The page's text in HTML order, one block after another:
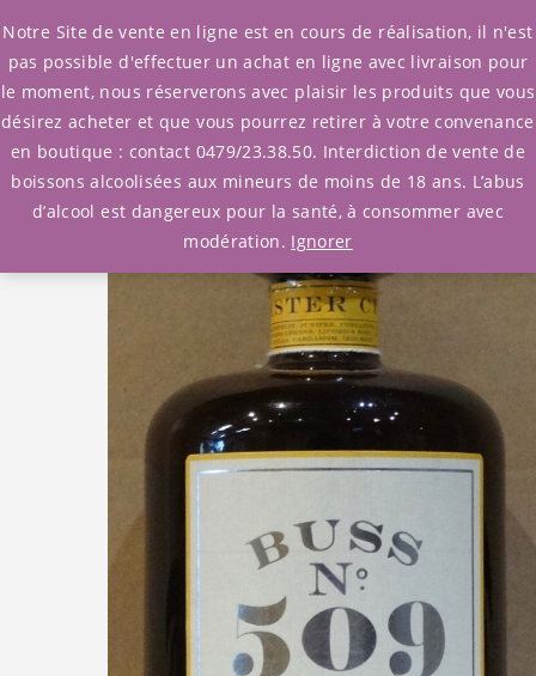
0
Accueil/Gins /Gins/ Gin Buss 509 Master
Notre Site de vente en ligne est en cours de réalisation, il n'est
pas possible d'effectuer un achat en ligne avec livraison pour
le moment, nous réserverons avec plaisir les produits que vous
désirez acheter et que vous pourrez retirer à votre convenance
en boutique : contact 0479/23.38.50. Interdiction de vente de
boissons alcoolisées aux mineurs de moins de 18 ans. L’abus
d’alcool est dangereux pour la santé, à consommer avec
modération. Ignorer